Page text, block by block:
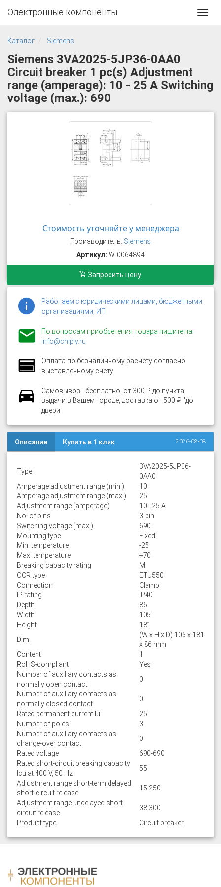
Электронные компоненты
Каталог Siemens
Siemens 3VA2025-5JP36-0AA0
Circuit breaker 1 pc(s) Adjustment
range (amperage): 10 - 25 A Switching
voltage (max.): 690
Стоимость уточняйте у менеджера
Производитель: Siemens
Артикул: W-0064894
Запросить цену
Работаем с юридическими лицами, бюджетными
организациями, ИП
По вопросам приобретения товара пишите на
info@chiply.ru
Оплата по безналичному расчету согласно
выставленному счету
Самовывоз - бесплатно, от 300 ₽ до пункта
выдачи в Вашем городе, доставка от 500 ₽ "до
двери"
Описание Купить в 1 клик 2026-08-08
Type
3VA2025-5JP36-
0AA0
Amperage adjustment range (min.)
10
Amperage adjustment range (max.)
25
Adjustment range (amperage)
10 - 25 A
No. of pins
3-pin
Switching voltage (max.)
690
Mounting type
Fixed
Min. temperature
-25
Max. temperature
+70
Breaking capacity rating
M
OCR type
ETU550
Connection
Clamp
IP rating
IP40
Depth
86
Width
105
Height
181
Dim
(W x H x D) 105 x 181
x 86 mm
Content
1
RoHS-compliant
Yes
Number of auxiliary contacts as
normally open contact
0
Number of auxiliary contacts as
normally closed contact
0
Rated permanent current Iu
25
Number of poles
3
Number of auxiliary contacts as
change-over contact
0
Rated voltage
690-690
Rated short-circuit breaking capacity
lcu at 400 V, 50 Hz
55
Adjustment range short-term delayed
short-circuit release
15-250
Adjustment range undelayed short-
circuit release
38-300
Product type
Circuit breaker